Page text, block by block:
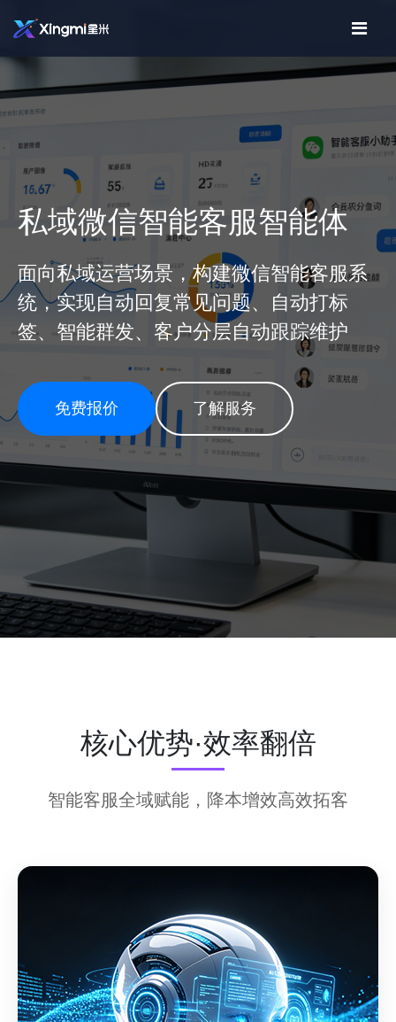
私域微信智能客服智能体
面向私域运营场景，构建微信智能客服系
统，实现自动回复常见问题、自动打标
签、智能群发、客户分层自动跟踪维护
免费报价 了解服务
核心优势·效率翻倍
智能客服全域赋能，降本增效高效拓客